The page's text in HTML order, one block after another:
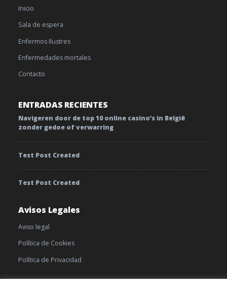
Inicio
Sala de espera
Enfermos Ilustres
Enfermedades mortales
Contacto
ENTRADAS RECIENTES
Navigeren door de top 10 online casino’s in België
zonder gedoe of verwarring
Test Post Created
Test Post Created
Avisos Legales
Aviso legal
Política de Cookies
Política de Privacidad